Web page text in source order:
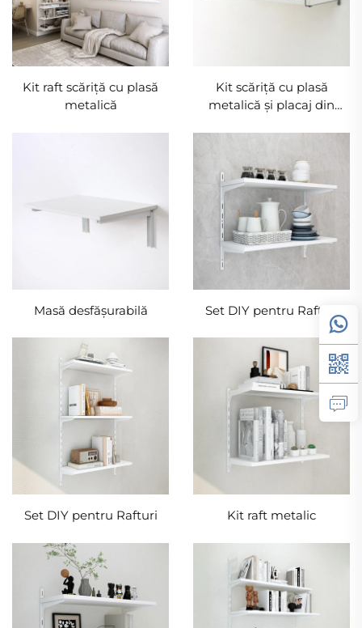
Kit raft scăriță cu plasă
metalică
Kit scăriță cu plasă
metalică și placaj din
Masă desfășurabilă Set DIY pentru Rafturi
Set DIY pentru Rafturi Kit raft metalic